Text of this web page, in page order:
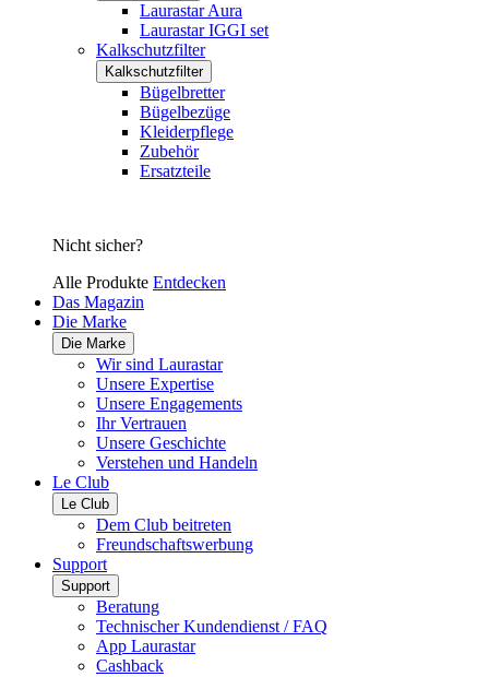
Laurastar Aura
Laurastar IGGI set
Kalkschutzfilter
Kalkschutzfilter
Bügelbretter
Bügelbezüge
Kleiderpflege
Zubehör
Ersatzteile
Nicht sicher?
Alle Produkte Entdecken
Das Magazin
Die Marke
Die Marke
Wir sind Laurastar
Unsere Expertise
Unsere Engagements
Ihr Vertrauen
Unsere Geschichte
Verstehen und Handeln
Le Club
Le Club
Dem Club beitreten
Freundschaftswerbung
Support
Support
Beratung
Technischer Kundendienst / FAQ
App Laurastar
Cashback